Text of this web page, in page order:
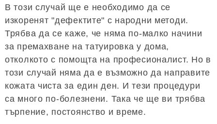
В този случай ще е необходимо да се
изкоренят "дефектите" с народни методи.
Трябва да се каже, че няма по-малко начини
за премахване на татуировка у дома,
отколкото с помощта на професионалист. Но в
този случай няма да е възможно да направите
кожата чиста за един ден. И тези процедури
са много по-болезнени. Така че ще ви трябва
търпение, постоянство и време.